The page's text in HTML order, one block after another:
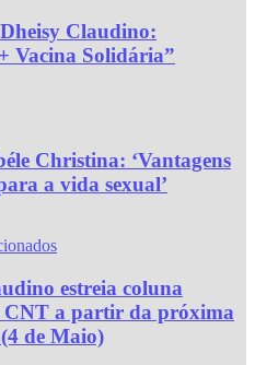
Claudino:
Vacina Solidária”
Christina: ‘Vantagens
a vida sexual’
estreia coluna
CNT a partir da próxima
de Maio)